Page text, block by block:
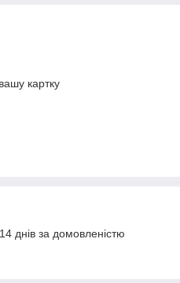
картку
днів за домовленістю